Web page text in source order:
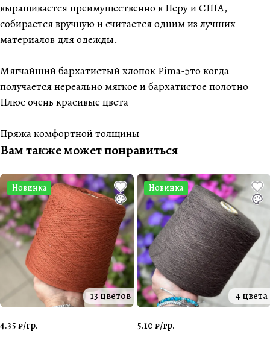
выращивается преимущественно в Перу и США,
собирается вручную и считается одним из лучших
материалов для одежды.
Мягчайший бархатистый хлопок Pima-это когда
получается нереально мягкое и бархатистое полотно
Плюс очень красивые цвета
Пряжа комфортной толщины
Вам также может понравиться
Новинка
13 цветов
4.35 ₽/гр.
Новинка
4 цвета
5.10 ₽/гр.